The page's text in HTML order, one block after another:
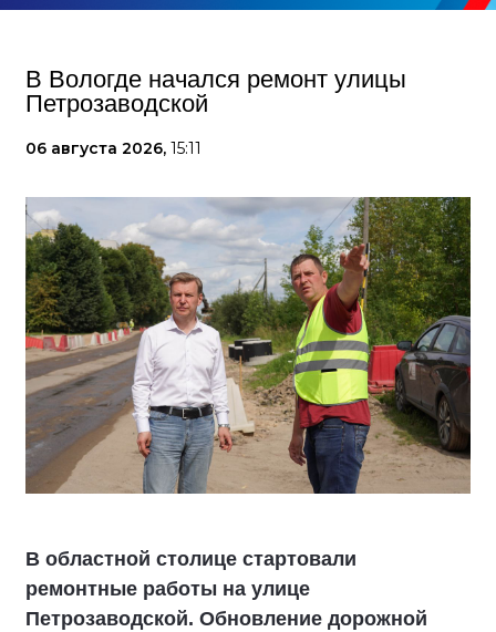
В Вологде начался ремонт улицы
Петрозаводской
06 августа 2026, 15:11
В областной столице стартовали
ремонтные работы на улице
Петрозаводской. Обновление дорожной